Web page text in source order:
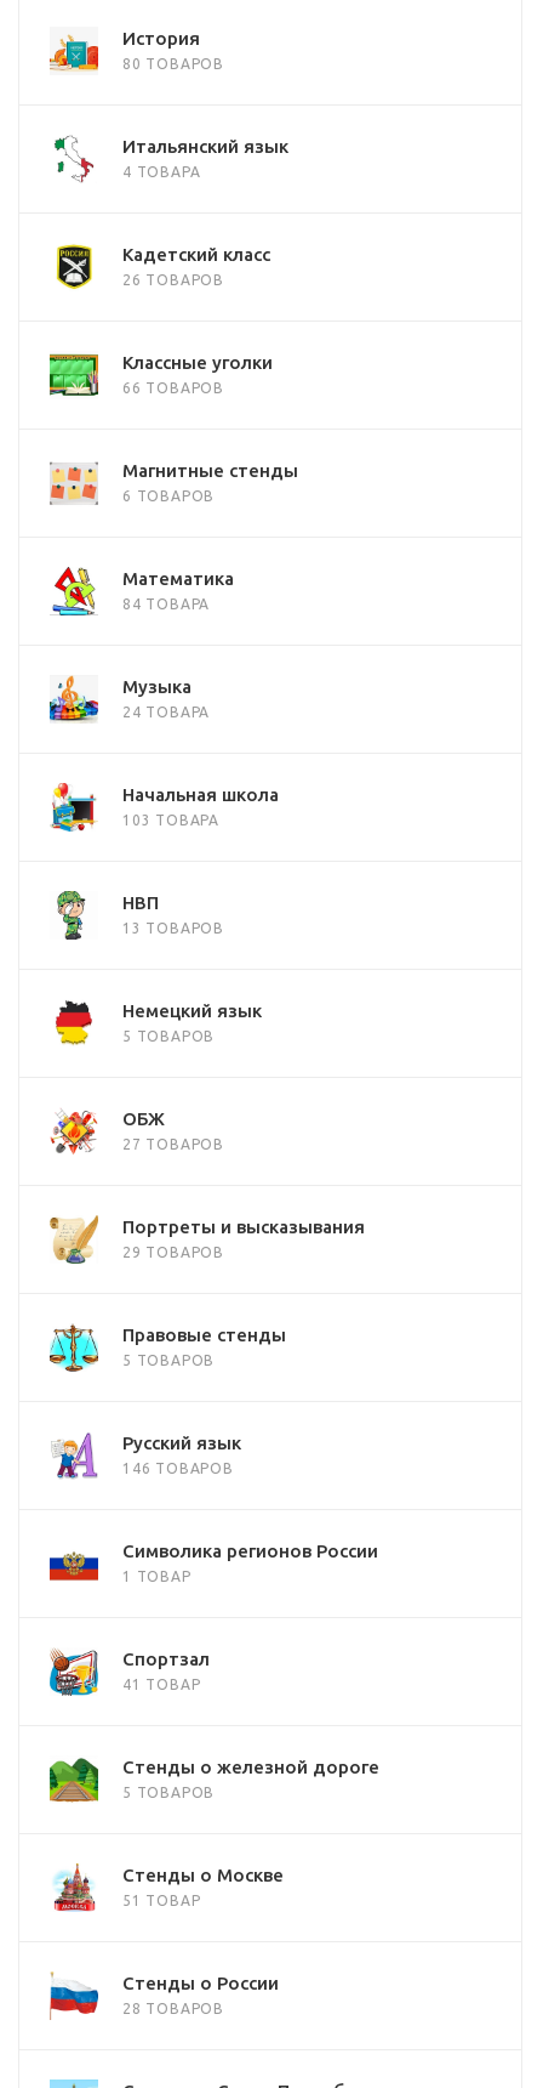
История
80 ТОВАРОВ
Итальянский язык
4 ТОВАРА
Кадетский класс
26 ТОВАРОВ
Классные уголки
66 ТОВАРОВ
Магнитные стенды
6 ТОВАРОВ
Математика
84 ТОВАРА
Музыка
24 ТОВАРА
Начальная школа
103 ТОВАРА
НВП
13 ТОВАРОВ
Немецкий язык
5 ТОВАРОВ
ОБЖ
27 ТОВАРОВ
Портреты и высказывания
29 ТОВАРОВ
Правовые стенды
5 ТОВАРОВ
Русский язык
146 ТОВАРОВ
Символика регионов России
1 ТОВАР
Спортзал
41 ТОВАР
Стенды о железной дороге
5 ТОВАРОВ
Стенды о Москве
51 ТОВАР
Стенды о России
28 ТОВАРОВ